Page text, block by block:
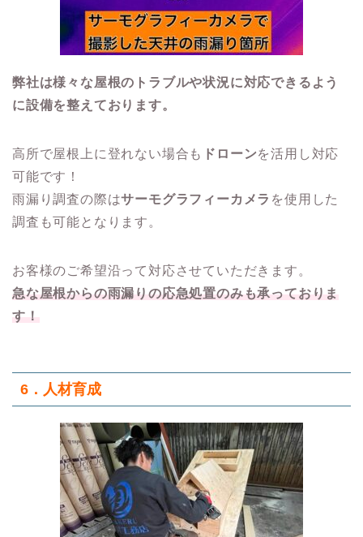
弊社は様々な屋根のトラブルや状況に対応できるよう
に設備を整えております。
高所で屋根上に登れない場合も ドローンを活用し対応
可能です！
雨漏り調査の際はサーモグラフィーカメラ を使用した
調査も可能となります。
お客様のご希望沿って対応させていただきます。
急な屋根からの雨漏りの応急処置のみも承っておりま
す！
6．人材育成